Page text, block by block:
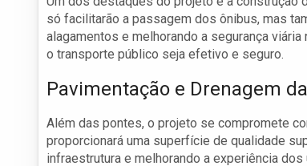
só facilitarão a passagem dos ônibus, mas
alagamentos e melhorando a segurança
o transporte público seja efetivo e seguro.
Pavimentação e Drenagem
Além das pontes, o projeto se compromete
proporcionará uma superfície de qualidade
infraestrutura e melhorando a experiência